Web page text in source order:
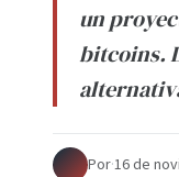
un
bitcoins.
Por·16 de